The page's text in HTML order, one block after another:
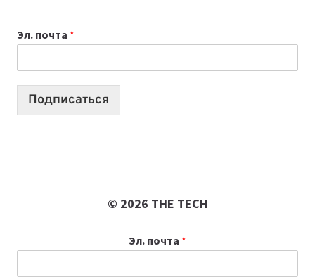
2026:
10
Эл. почта *
Подписаться
© 2026 THE TECH
Эл. почта *